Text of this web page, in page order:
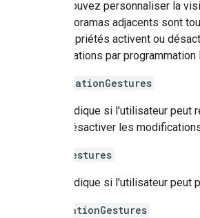
Vous pouvez personnaliser la
aux panoramas adjacents sont
Ces propriétés activent ou
modifications par
orientationGestures
Indique si l'utilisateur peut
désactiver les
zoomGestures
Indique si l'utilisateur peut
navigationGestures